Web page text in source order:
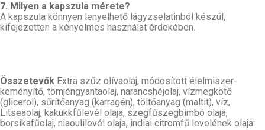
7. Milyen a kapszula mérete?
A kapszula könnyen lenyelhető lágyzselatinból készül,
kifejezetten a kényelmes használat érdekében.
Összetevők Extra szűz olívaolaj, módosított élelmiszer-
keményítő, tömjéngyantaolaj, narancshéjolaj, vízmegkötő
(glicerol), sűrítőanyag (karragén), töltőanyag (maltit), víz,
Litseaolaj, kakukkfűlevél olaja, szegfűszegbimbó olaja,
borsikafűolaj, niaoulilevél olaja, indiai citromfű levelének olaja: